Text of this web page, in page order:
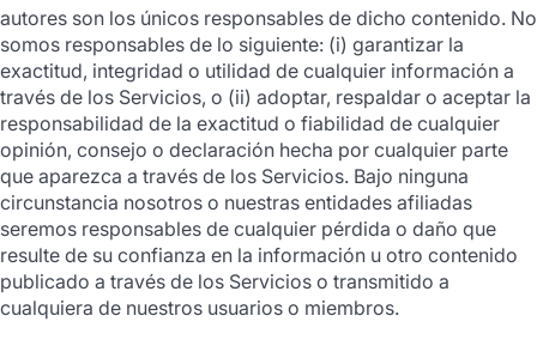
autores son los únicos responsables de dicho contenido. No
somos responsables de lo siguiente: (i) garantizar la
exactitud, integridad o utilidad de cualquier información a
través de los Servicios, o (ii) adoptar, respaldar o aceptar la
responsabilidad de la exactitud o fiabilidad de cualquier
opinión, consejo o declaración hecha por cualquier parte
que aparezca a través de los Servicios. Bajo ninguna
circunstancia nosotros o nuestras entidades afiliadas
seremos responsables de cualquier pérdida o daño que
resulte de su confianza en la información u otro contenido
publicado a través de los Servicios o transmitido a
cualquiera de nuestros usuarios o miembros.